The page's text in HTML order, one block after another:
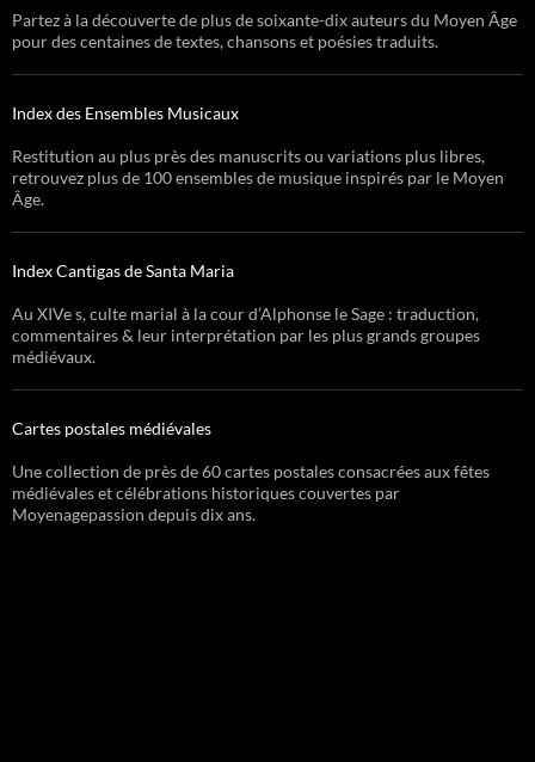
Partez à la découverte de plus de soixante-dix auteurs du Moyen Âge
pour des centaines de textes, chansons et poésies traduits.
Index des Ensembles Musicaux
Restitution au plus près des manuscrits ou variations plus libres,
retrouvez plus de 100 ensembles de musique inspirés par le Moyen
Âge.
Index Cantigas de Santa Maria
Au XIVe s, culte marial à la cour d’Alphonse le Sage : traduction,
commentaires & leur interprétation par les plus grands groupes
médiévaux.
Cartes postales médiévales
Une collection de près de 60 cartes postales consacrées aux fêtes
médiévales et célébrations historiques couvertes par
Moyenagepassion depuis dix ans.